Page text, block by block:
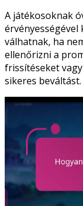
A játékosoknak
érvényességével
válhatnak, ha
ellenőrizni a
frissítéseket
sikeres beváltást.